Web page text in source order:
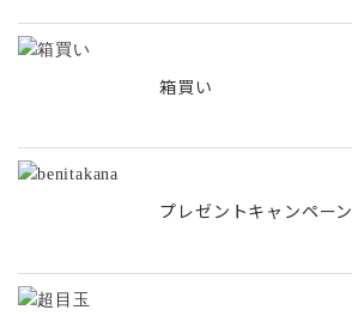
箱買い
プレゼントキャンペーン